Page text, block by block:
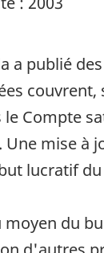
a publié
Compte
mise
lucratif du
du